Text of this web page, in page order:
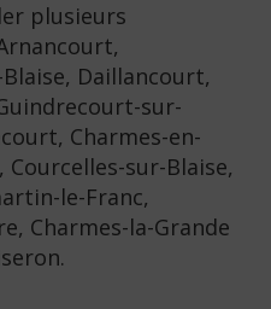
plusieurs
Daillancourt,
sur-
Charmes-en-
Courcelles-sur-Blaise,
le-Franc,
Charmes-la-Grande